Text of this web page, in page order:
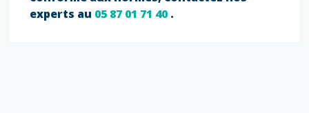
experts au 05 87 01 71 40.